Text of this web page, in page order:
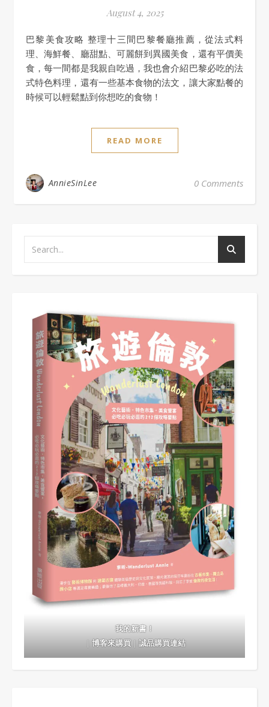
August 4, 2025
巴黎美食攻略 整理十三間巴黎餐廳推薦，從法式料
理、海鮮餐、廳甜點、可麗餅到異國美食，還有平價美
食，每一間都是我親自吃過，我也會介紹巴黎必吃的法
式特色料理，還有一些基本食物的法文，讓大家點餐的
時候可以輕鬆點到你想吃的食物！
READ MORE
AnnieSinLee 0 Comments
我的新書！
｜博客來購買｜誠品購買連結